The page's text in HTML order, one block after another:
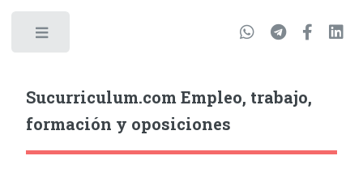
Sucurriculum.com Empleo, trabajo,
formación y oposiciones